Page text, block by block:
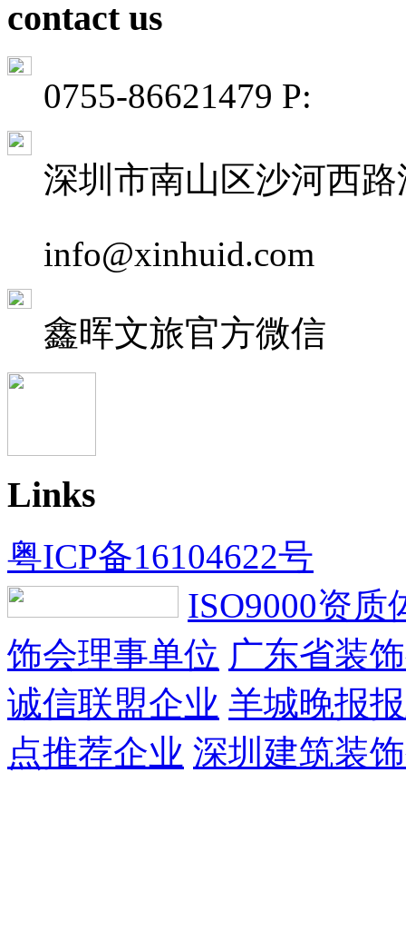
contact us
0755-86621479 P:
深圳市南山区沙河西
info@xinhuid.com
鑫晖文旅官方微信
Links
粤ICP备16104622号
ISO9000资质
饰会理事单位 广东省装
诚信联盟企业 羊城晚报
点推荐企业 深圳建筑装